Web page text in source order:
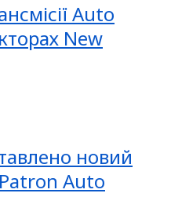
Auto
New
новий
Auto